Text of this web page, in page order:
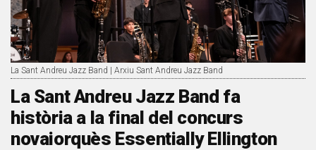
La Sant Andreu Jazz Band | Arxiu Sant Andreu Jazz Band
La Sant Andreu Jazz Band fa
història a la final del concurs
novaiorquès Essentially Ellington